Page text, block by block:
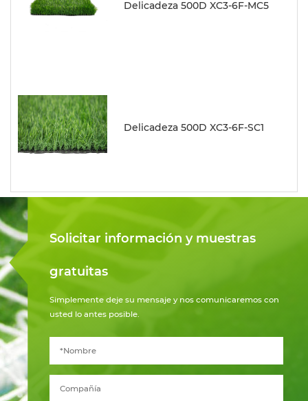
Delicadeza 500D XC3-6F-MC5
Delicadeza 500D XC3-6F-SC1
Solicitar información y muestras
gratuitas
Simplemente deje su mensaje y nos comunicaremos con
usted lo antes posible.